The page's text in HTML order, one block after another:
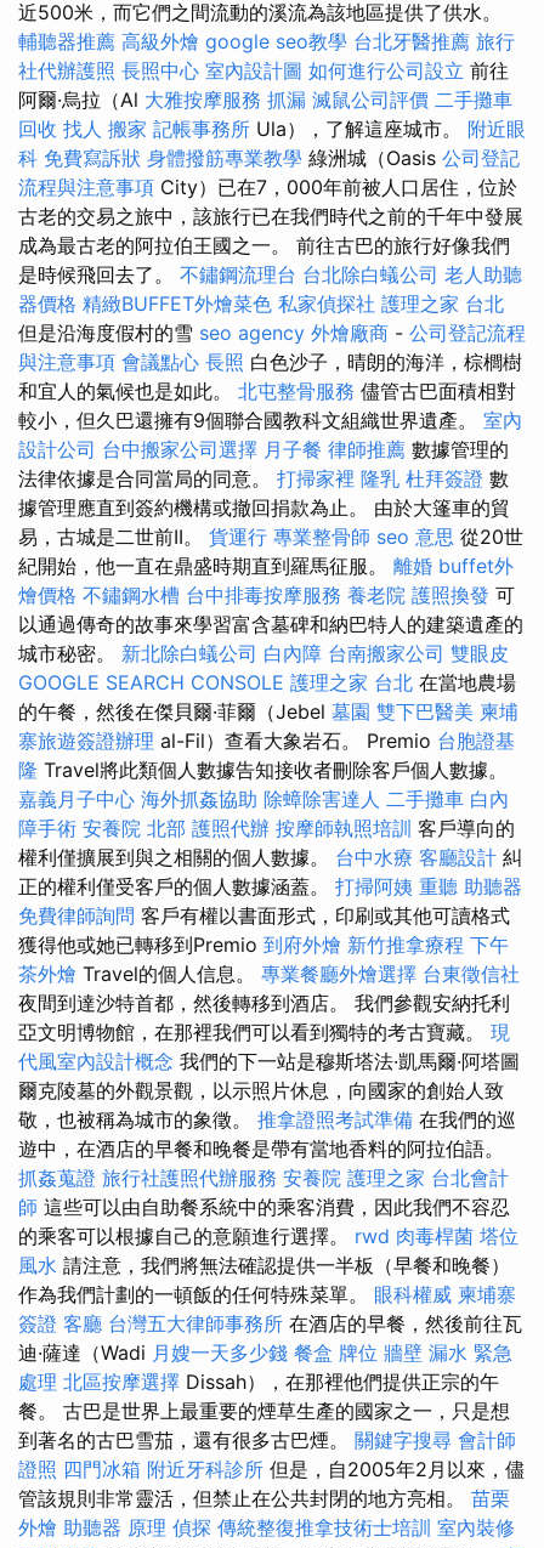
近500米，而它們之間流動的溪流為該地區提供了供水。
輔聽器推薦 高級外燴 google seo教學 台北牙醫推薦 旅行
社代辦護照 長照中心 室內設計圖 如何進行公司設立 前往
阿爾·烏拉（Al 大雅按摩服務 抓漏 滅鼠公司評價 二手攤車
回收 找人 搬家 記帳事務所 Ula），了解這座城市。 附近眼
科 免費寫訴狀 身體撥筋專業教學 綠洲城（Oasis 公司登記
流程與注意事項 City）已在7，000年前被人口居住，位於
古老的交易之旅中，該旅行已在我們時代之前的千年中發展
成為最古老的阿拉伯王國之一。 前往古巴的旅行好像我們
是時候飛回去了。 不鏽鋼流理台 台北除白蟻公司 老人助聽
器價格 精緻BUFFET外燴菜色 私家偵探社 護理之家 台北
但是沿海度假村的雪 seo agency 外燴廠商 - 公司登記流程
與注意事項 會議點心 長照 白色沙子，晴朗的海洋，棕櫚樹
和宜人的氣候也是如此。 北屯整骨服務 儘管古巴面積相對
較小，但久巴還擁有9個聯合國教科文組織世界遺產。 室內
設計公司 台中搬家公司選擇 月子餐 律師推薦 數據管理的
法律依據是合同當局的同意。 打掃家裡 隆乳 杜拜簽證 數
據管理應直到簽約機構或撤回捐款為止。 由於大篷車的貿
易，​​古城是二世前II。 貨運行 專業整骨師 seo 意思 從20世
紀開始，他一直在鼎盛時期直到羅馬征服。 離婚 buffet外
燴價格 不鏽鋼水槽 台中排毒按摩服務 養老院 護照換發 可
以通過傳奇的故事來學習富含墓碑和納巴特人的建築遺產的
城市秘密。 新北除白蟻公司 白內障 台南搬家公司 雙眼皮
GOOGLE SEARCH CONSOLE 護理之家 台北 在當地農場
的午餐，然後在傑貝爾·菲爾（Jebel 墓園 雙下巴醫美 柬埔
寨旅遊簽證辦理 al-Fil）查看大象岩石。 Premio 台胞證基
隆 Travel將此類個人數據告知接收者刪除客戶個人數據。
嘉義月子中心 海外抓姦協助 除蟑除害達人 二手攤車 白內
障手術 安養院 北部 護照代辦 按摩師執照培訓 客戶導向的
權利僅擴展到與之相關的個人數據。 台中水療 客廳設計 糾
正的權利僅受客戶的個人數據涵蓋。 打掃阿姨 重聽 助聽器
免費律師詢問 客戶有權以書面形式，印刷或其他可讀格式
獲得他或她已轉移到Premio 到府外燴 新竹推拿療程 下午
茶外燴 Travel的個人信息。 專業餐廳外燴選擇 台東徵信社
夜間到達沙特首都，然後轉移到酒店。 我們參觀安納托利
亞文明博物館，在那裡我們可以看到獨特的考古寶藏。 現
代風室內設計概念 我們的下一站是穆斯塔法·凱馬爾·阿塔圖
爾克陵墓的外觀景觀，以示照片休息，向國家的創始人致
敬，也被稱為城市的象徵。 推拿證照考試準備 在我們的巡
遊中，在酒店的早餐和晚餐是帶有當地香料的阿拉伯語。
抓姦蒐證 旅行社護照代辦服務 安養院 護理之家 台北會計
師 這些可以由自助餐系統中的乘客消費，因此我們不容忍
的乘客可以根據自己的意願進行選擇。 rwd 肉毒桿菌 塔位
風水 請注意，我們將無法確認提供一半板（早餐和晚餐）
作為我們計劃的一頓飯的任何特殊菜單。 眼科權威 柬埔寨
簽證 客廳 台灣五大律師事務所 在酒店的早餐，然後前往瓦
迪·薩達（Wadi 月嫂一天多少錢 餐盒 牌位 牆壁 漏水 緊急
處理 北區按摩選擇 Dissah），在那裡他們提供正宗的午
餐。 古巴是世界上最重要的煙草生產的國家之一，只是想
到著名的古巴雪茄，還有很多古巴煙。 關鍵字搜尋 會計師
證照 四門冰箱 附近牙科診所 但是，自2005年2月以來，儘
管該規則非常靈活，但禁止在公共封閉的地方亮相。 苗栗
外燴 助聽器 原理 偵探 傳統整復推拿技術士培訓 室內裝修